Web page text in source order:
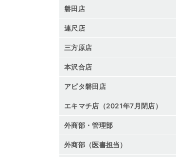
磐田店
連尺店
三方原店
本沢合店
アピタ磐田店
エキマチ店（2021年7月閉店）
外商部・管理部
外商部（医書担当）